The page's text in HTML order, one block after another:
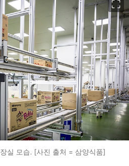
실 모습. [사진 출처 = 삼양식품]